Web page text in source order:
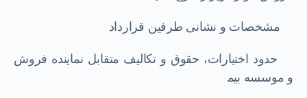
ﻣﺸﺨﺼﺎت و ﻧﺸﺎﻧﯽ ﻃﺮﻓﯿﻦ ﻗﺮارداد
ﺣﺪود اﺧﺘﯿﺎرات، ﺣﻘﻮق و ﺗﮑﺎﻟﯿﻒ ﻣﺘﻘﺎﺑﻞ ﻧﻤﺎﯾﻨﺪه ﻓﺮوش
و ﻣﻮﺳﺴﻪ ﺑﯿﻤ